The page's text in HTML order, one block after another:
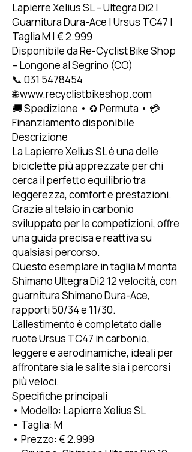
Lapierre Xelius SL – Ultegra Di2 |
Guarnitura Dura-Ace | Ursus TC47 |
Taglia M | € 2.999
Disponibile da Re-Cyclist Bike Shop
– Longone al Segrino (CO)
📞 031 5478454
🌐 www.recyclistbikeshop.com
🚚 Spedizione • ♻️ Permuta • 💳
Finanziamento disponibile
Descrizione
La Lapierre Xelius SL è una delle
biciclette più apprezzate per chi
cerca il perfetto equilibrio tra
leggerezza, comfort e prestazioni.
Grazie al telaio in carbonio
sviluppato per le competizioni, offre
una guida precisa e reattiva su
qualsiasi percorso.
Questo esemplare in taglia M monta
Shimano Ultegra Di2 12 velocità, con
guarnitura Shimano Dura-Ace,
rapporti 50/34 e 11/30.
L’allestimento è completato dalle
ruote Ursus TC47 in carbonio,
leggere e aerodinamiche, ideali per
affrontare sia le salite sia i percorsi
più veloci.
Specifiche principali
• Modello: Lapierre Xelius SL
• Taglia: M
• Prezzo: € 2.999